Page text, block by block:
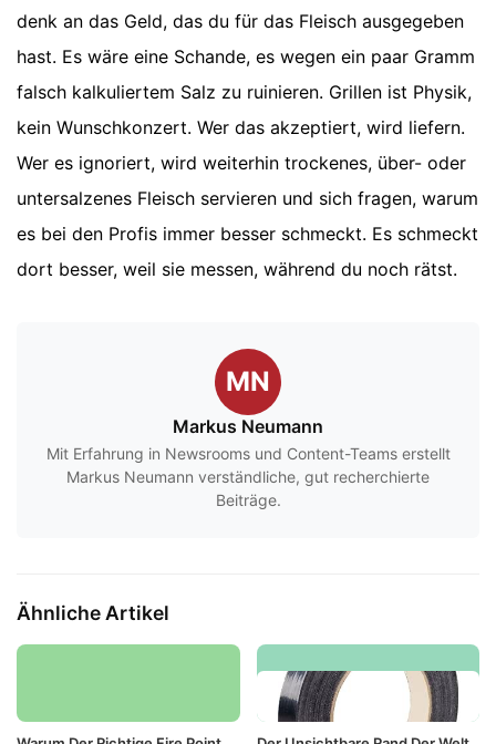
denk an das Geld, das du für das Fleisch ausgegeben
hast. Es wäre eine Schande, es wegen ein paar Gramm
falsch kalkuliertem Salz zu ruinieren. Grillen ist Physik,
kein Wunschkonzert. Wer das akzeptiert, wird liefern.
Wer es ignoriert, wird weiterhin trockenes, über- oder
untersalzenes Fleisch servieren und sich fragen, warum
es bei den Profis immer besser schmeckt. Es schmeckt
dort besser, weil sie messen, während du noch rätst.
MN
Markus Neumann
Mit Erfahrung in Newsrooms und Content-Teams erstellt
Markus Neumann verständliche, gut recherchierte
Beiträge.
Ähnliche Artikel